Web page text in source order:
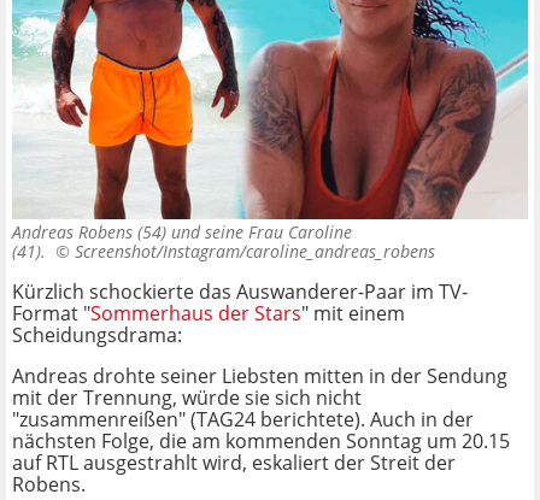
Andreas Robens (54) und seine Frau Caroline
(41). © Screenshot/Instagram/caroline_andreas_robens
Kürzlich schockierte das Auswanderer-Paar im TV-
Format "Sommerhaus der Stars" mit einem
Scheidungsdrama:
Andreas drohte seiner Liebsten mitten in der Sendung
mit der Trennung, würde sie sich nicht
"zusammenreißen" (TAG24 berichtete). Auch in der
nächsten Folge, die am kommenden Sonntag um 20.15
auf RTL ausgestrahlt wird, eskaliert der Streit der
Robens.